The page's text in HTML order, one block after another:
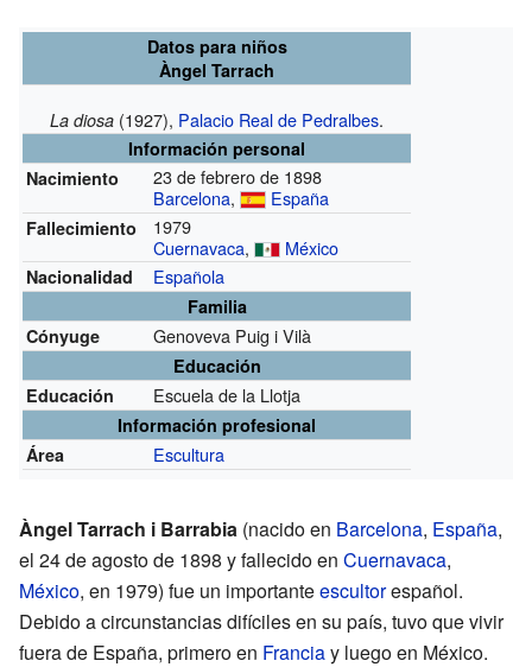
Datos para niños
Àngel Tarrach
La diosa (1927), Palacio Real de Pedralbes.
Información personal
Nacimiento
23 de febrero de 1898
Barcelona, España
Fallecimiento
1979
Cuernavaca, México
Nacionalidad Española
Familia
Cónyuge
Genoveva Puig i Vilà
Educación
Educación
Escuela de la Llotja
Información profesional
Área
Escultura
Àngel Tarrach i Barrabia (nacido en Barcelona, España,
el 24 de agosto de 1898 y fallecido en Cuernavaca,
México, en 1979) fue un importanteescultorespañol.
Debido a circunstancias difíciles en su país, tuvo que vivir
fuera de España, primero en Franciay luego en México.